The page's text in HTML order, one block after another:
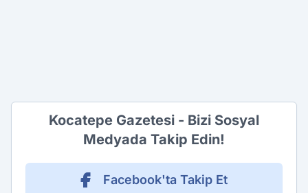
Kocatepe Gazetesi - Bizi Sosyal
Medyada Takip Edin!
Facebook'ta Takip Et